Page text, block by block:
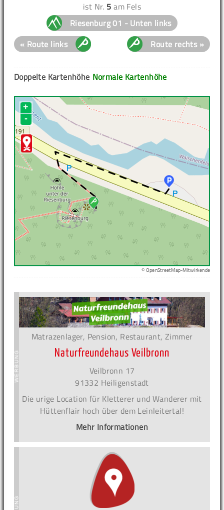
ist Nr. 5 am Fels
Riesenburg 01 - Unten links
« Route links
Route rechts »
Normale Kartenhöhe
Doppelte Kartenhöhe
+
-
© OpenStreetMap-Mitwirkende
Matrazenlager, Pension, Restaurant, Zimmer
Naturfreundehaus Veilbronn
Veilbronn 17
91332 Heiligenstadt
Die urige Location für Kletterer und Wanderer mit
Hüttenflair hoch über dem Leinleitertal!
Mehr Informationen